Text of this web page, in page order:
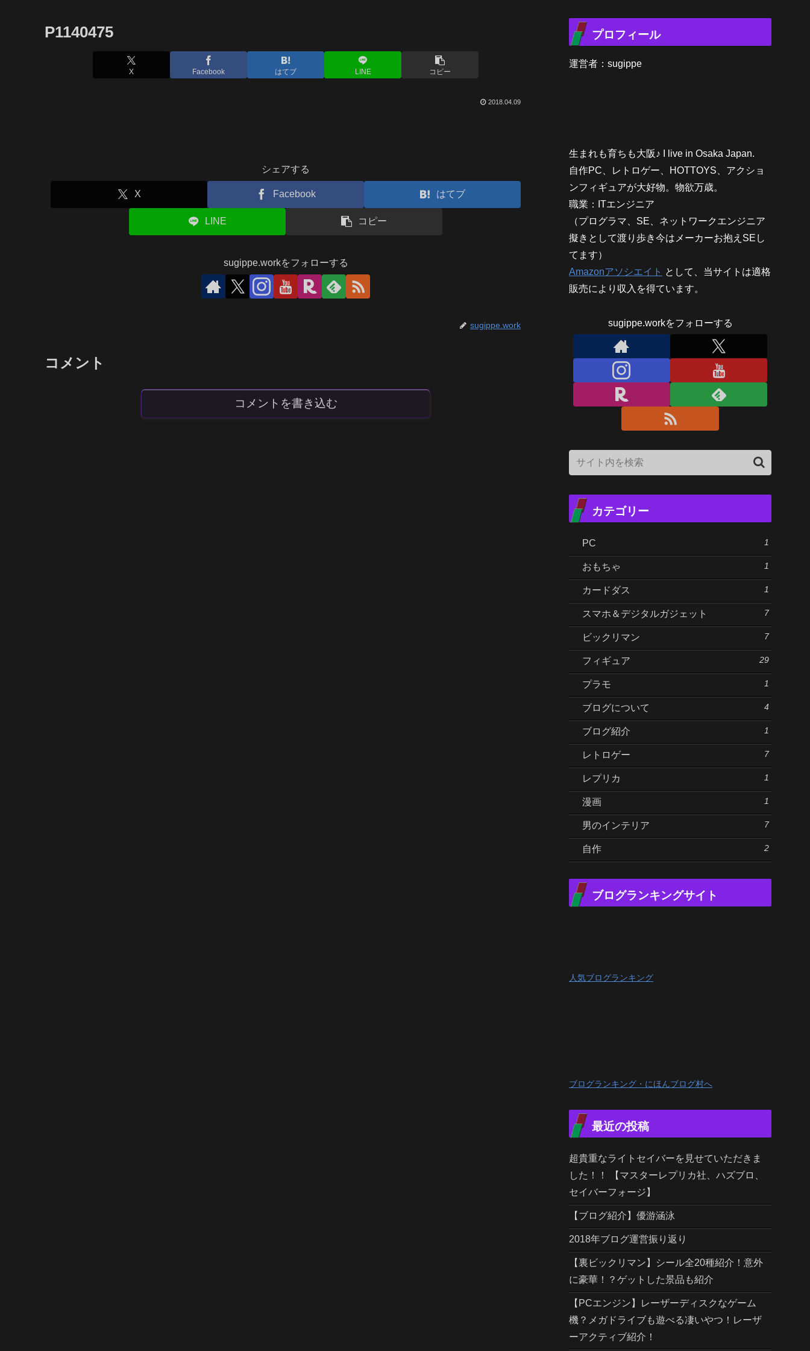
P1140475
X Facebook はてブ LINE コピー
2018.04.09
シェアする
X Facebook はてブ
LINE コピー
sugippe.workをフォローする
sugippe.work
コメント
コメントを書き込む
プロフィール
運営者：sugippe
生まれも育ちも大阪♪ I live in Osaka Japan.
自作PC、レトロゲー、HOTTOYS、アクショ
ンフィギュアが大好物。物欲万歳。
職業：ITエンジニア
（プログラマ、SE、ネットワークエンジニア
擬きとして渡り歩き今はメーカーお抱えSEし
てます）
Amazonアソシエイト として、当サイトは適格
販売により収入を得ています。
sugippe.workをフォローする
カテゴリー
PC 1
おもちゃ 1
カードダス 1
スマホ＆デジタルガジェット 7
ビックリマン 7
フィギュア 29
プラモ 1
ブログについて 4
ブログ紹介 1
レトロゲー 7
レプリカ 1
漫画 1
男のインテリア 7
自作 2
ブログランキングサイト
人気ブログランキング
ブログランキング・にほんブログ村へ
最近の投稿
超貴重なライトセイバーを見せていただきま
した！！ 【マスターレプリカ社、ハズブロ、
セイバーフォージ】
【ブログ紹介】優游涵泳
2018年ブログ運営振り返り
【裏ビックリマン】シール全20種紹介！意外
に豪華！？ゲットした景品も紹介
【PCエンジン】レーザーディスクなゲーム
機？メガドライブも遊べる凄いやつ！レーザ
ーアクティブ紹介！